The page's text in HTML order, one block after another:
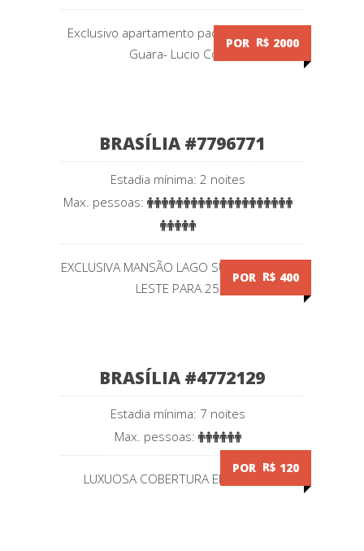
Exclusivo apartamento padrão 5 estrelas
Guara- Lucio Costa
POR R$ 2000
BRASÍLIA #7796771
Estadia mínima: 2 noites
Max. pessoas:
EXCLUSIVA MANSÃO LAGO SUL / ALTIPLANO
LESTE PARA 25...
POR R$ 400
BRASÍLIA #4772129
Estadia mínima: 7 noites
Max. pessoas:
LUXUOSA COBERTURA EM ÁGUAS...
POR R$ 120